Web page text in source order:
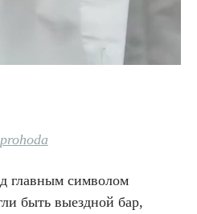
главным символом
быть выездной бар,